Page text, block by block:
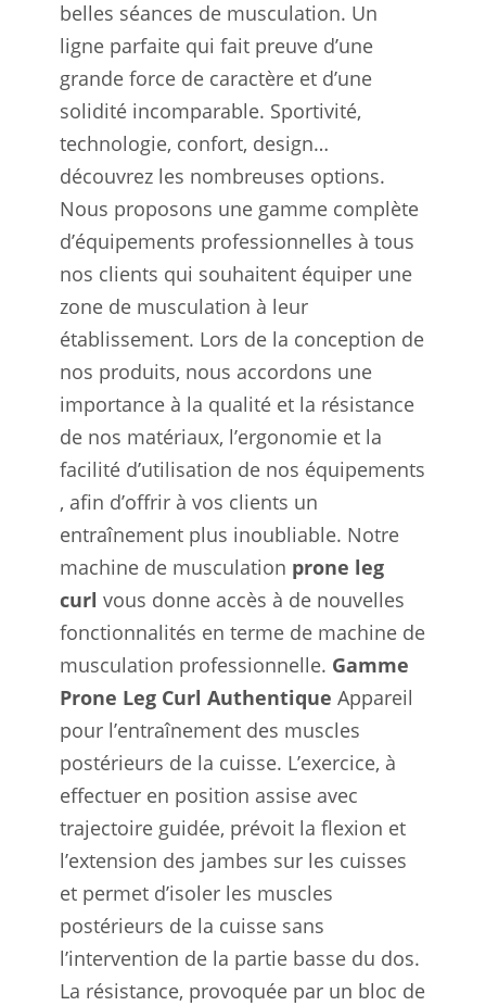
belles séances de musculation. Un
ligne parfaite qui fait preuve d’une
grande force de caractère et d’une
solidité incomparable. Sportivité,
technologie, confort, design…
découvrez les nombreuses options.
Nous proposons une gamme complète
d’équipements professionnelles à tous
nos clients qui souhaitent équiper une
zone de musculation à leur
établissement. Lors de la conception de
nos produits, nous accordons une
importance à la qualité et la résistance
de nos matériaux, l’ergonomie et la
facilité d’utilisation de nos équipements
, afin d’offrir à vos clients un
entraînement plus inoubliable. Notre
machine de musculation prone leg
curl vous donne accès à de nouvelles
fonctionnalités en terme de machine de
musculation professionnelle. Gamme
Prone Leg Curl Authentique Appareil
pour l’entraînement des muscles
postérieurs de la cuisse. L’exercice, à
effectuer en position assise avec
trajectoire guidée, prévoit la flexion et
l’extension des jambes sur les cuisses
et permet d’isoler les muscles
postérieurs de la cuisse sans
l’intervention de la partie basse du dos.
La résistance, provoquée par un bloc de